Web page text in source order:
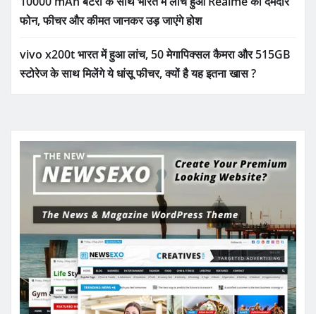
फोन, फीचर और कीमत जानकर उड़ जाएंगे होश
vivo x200t भारत में हुआ लांच, 50 मेगापिक्सल कैमरा और 515GB
स्टोरेज के साथ मिलेंगे ये धांसू फीचर, क्यों है यह इतना खास ?